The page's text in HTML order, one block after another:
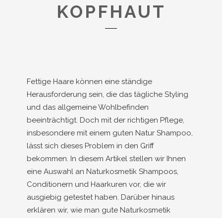
KOPFHAUT
Fettige Haare können eine ständige
Herausforderung sein, die das tägliche Styling
und das allgemeine Wohlbefinden
beeinträchtigt. Doch mit der richtigen Pflege,
insbesondere mit einem guten Natur Shampoo,
lässt sich dieses Problem in den Griff
bekommen. In diesem Artikel stellen wir Ihnen
eine Auswahl an Naturkosmetik Shampoos,
Conditionern und Haarkuren vor, die wir
ausgiebig getestet haben. Darüber hinaus
erklären wir, wie man gute Naturkosmetik